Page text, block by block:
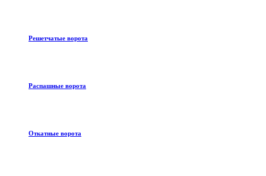
Решетчатые ворота
Распашные ворота
Откатные ворота